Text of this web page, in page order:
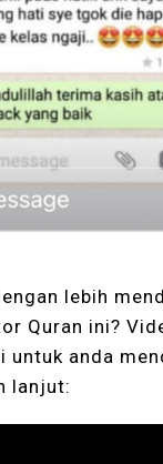
lebih
Quran ini?
untuk anda
lanjut: